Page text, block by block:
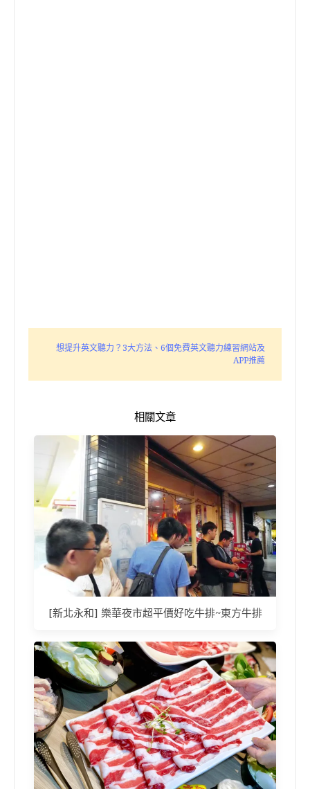
想提升英文聽力？3大方法、6個免費英文聽力練習網站及
APP推薦
相關文章
[新北永和] 樂華夜市超平價好吃牛排~東方牛排